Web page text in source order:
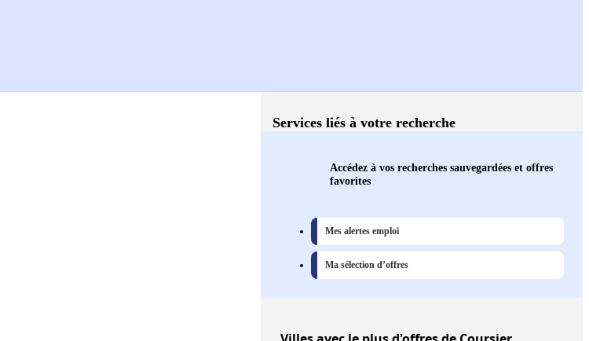
Services liés à votre recherche
Accédez à vos recherches sauvegardées et offres
favorites
Mes alertes emploi
Ma sélection d’offres